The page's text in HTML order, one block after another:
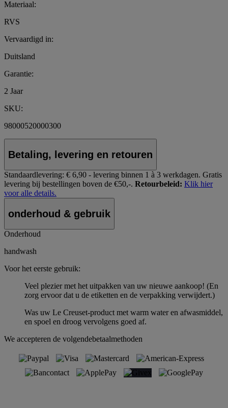
Materiaal:
RVS
Vervaardigd in:
Duitsland
Garantie:
2 Jaar
SKU:
98000520000300
Betaling, levering en retouren
Standaardlevering: € 6,90 - levering binnen 1 à 3 werkdagen. Gratis
levering bij bestellingen boven de €50,-. Retourbeleid: Klik hier
voor alle details.
onderhoud & gebruik
Onderhoud
handwash
Voor het eerste gebruik:
Veel plezier met het uitpakken van uw nieuwe aankoop! (En
zorg ervoor dat u de etiketten en de verpakking verwijdert.)
Was uw Le Creuset-product met warm water en afwasmiddel,
en spoel en droog vervolgens goed af.
We accepteren de volgendebetaalmethoden